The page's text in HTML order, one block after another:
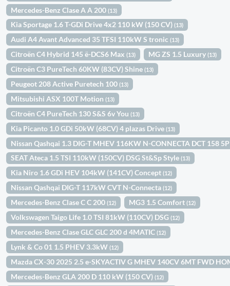
Mercedes-Benz Clase A A 200(13)
Kia Sportage 1.6 T-GDi Drive 4x2 110 kW (150 CV)(13)
Audi A4 Avant Advanced 35 TFSI 110kW S tronic(13)
Citroën C4 Hybrid 145 ë-DCS6 Max(13) MG ZS 1.5 Luxury(13)
Citroën C3 PureTech 60KW (83CV) Shine(13)
Peugeot 208 Active Puretech 100(13)
Mitsubishi ASX 100T Motion(13)
Citroën C4 PureTech 130 S&S 6v You(13)
Kia Picanto 1.0 GDi 50kW (68CV) 4 plazas Drive(13)
Nissan Qashqai 1.3 DIG-T MHEV 116KW N-CONNECTA DCT 158
SEAT Ateca 1.5 TSI 110kW (150CV) DSG St&Sp Style(13)
Kia Niro 1.6 GDi HEV 104kW (141CV) Concept(12)
Nissan Qashqai DIG-T 117kW CVT N-Connecta(12)
Mercedes-Benz Clase C C 200(12) MG3 1.5 Comfort(12)
Volkswagen Taigo Life 1.0 TSI 81kW (110CV) DSG(12)
Mercedes-Benz Clase GLC GLC 200 d 4MATIC(12)
Lynk & Co 01 1.5 PHEV 3.3kW(12)
Mazda CX-30 2025 2.5 e-SKYACTIV G MHEV 140CV 6MT FWD
Mercedes-Benz GLA 200 D 110 kW (150 CV)(12)